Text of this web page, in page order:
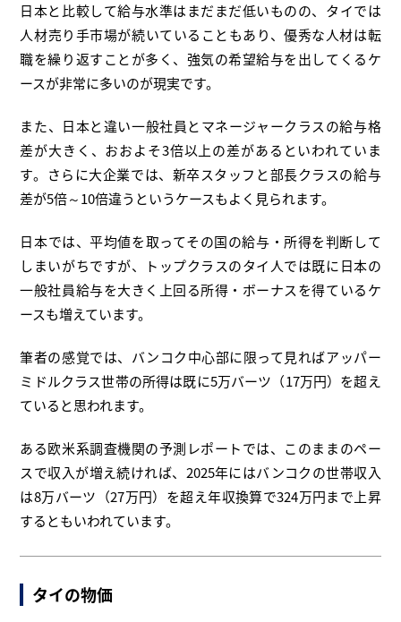
日本と比較して給与水準はまだまだ低いものの、タイでは
人材売り手市場が続いていることもあり、優秀な人材は転
職を繰り返すことが多く、強気の希望給与を出してくるケ
ースが非常に多いのが現実です。
また、日本と違い一般社員とマネージャークラスの給与格
差が大きく、おおよそ3倍以上の差があるといわれていま
す。さらに大企業では、新卒スタッフと部長クラスの給与
差が5倍～10倍違うというケースもよく見られます。
日本では、平均値を取ってその国の給与・所得を判断して
しまいがちですが、トップクラスのタイ人では既に日本の
一般社員給与を大きく上回る所得・ボーナスを得ているケ
ースも増えています。
筆者の感覚では、バンコク中心部に限って見ればアッパー
ミドルクラス世帯の所得は既に5万バーツ（17万円）を超え
ていると思われます。
ある欧米系調査機関の予測レポートでは、このままのペー
スで収入が増え続ければ、2025年にはバンコクの世帯収入
は8万バーツ（27万円）を超え年収換算で324万円まで上昇
するともいわれています。
タイの物価